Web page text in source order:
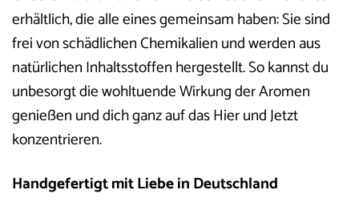
erhältlich, die alle eines gemeinsam haben: Sie sind
frei von schädlichen Chemikalien und werden aus
natürlichen Inhaltsstoffen hergestellt. So kannst du
unbesorgt die wohltuende Wirkung der Aromen
genießen und dich ganz auf das Hier und Jetzt
konzentrieren.
Handgefertigt mit Liebe in Deutschland